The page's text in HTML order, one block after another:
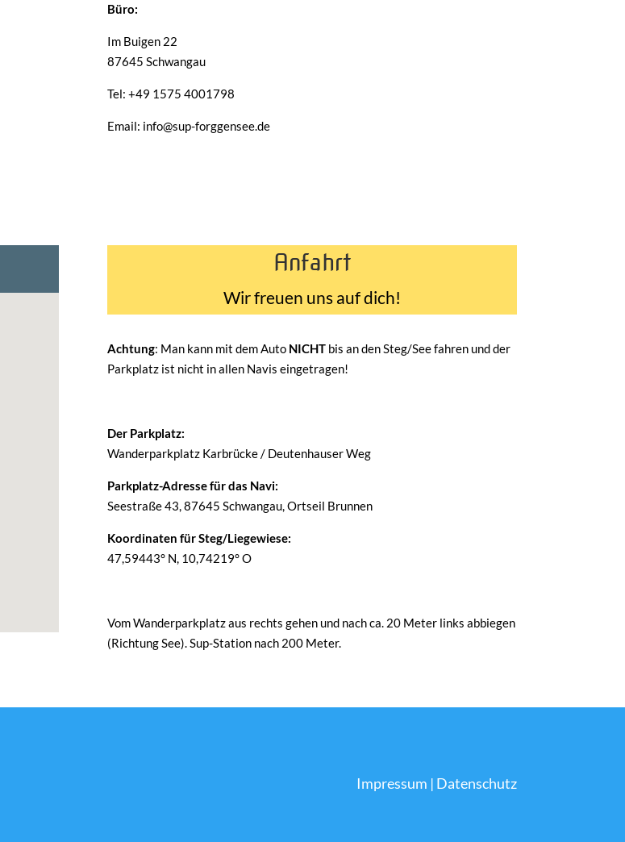
Büro:
Im Buigen 22
87645 Schwangau
Tel: +49 1575 4001798
Email: info@sup-forggensee.de
Anfahrt
Wir freuen uns auf dich!
Achtung: Man kann mit dem Auto NICHT bis an den Steg/See fahren und der
Parkplatz ist nicht in allen Navis eingetragen!
Der Parkplatz:
Wanderparkplatz Karbrücke / Deutenhauser Weg
Parkplatz-Adresse für das Navi:
Seestraße 43, 87645 Schwangau, Ortseil Brunnen
Koordinaten für Steg/Liegewiese:
47,59443° N, 10,74219° O
Vom Wanderparkplatz aus rechts gehen und nach ca. 20 Meter links abbiegen
(Richtung See). Sup-Station nach 200 Meter.
Impressum | Datenschutz